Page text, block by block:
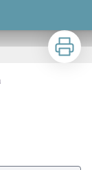
Imprimer